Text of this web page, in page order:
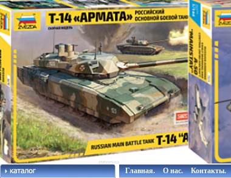
Главная. О нас. Контакты.